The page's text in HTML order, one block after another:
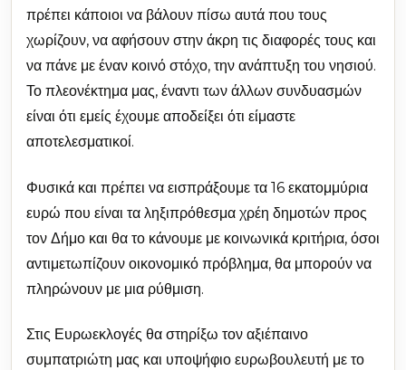
πρέπει κάποιοι να βάλουν πίσω αυτά που τους
χωρίζουν, να αφήσουν στην άκρη τις διαφορές τους και
να πάνε με έναν κοινό στόχο, την ανάπτυξη του νησιού.
Το πλεονέκτημα μας, έναντι των άλλων συνδυασμών
είναι ότι εμείς έχουμε αποδείξει ότι είμαστε
αποτελεσματικοί.
Φυσικά και πρέπει να εισπράξουμε τα 16 εκατομμύρια
ευρώ που είναι τα ληξιπρόθεσμα χρέη δημοτών προς
τον Δήμο και θα το κάνουμε με κοινωνικά κριτήρια, όσοι
αντιμετωπίζουν οικονομικό πρόβλημα, θα μπορούν να
πληρώνουν με μια ρύθμιση.
Στις Ευρωεκλογές θα στηρίξω τον αξιέπαινο
συμπατριώτη μας και υποψήφιο ευρωβουλευτή με το